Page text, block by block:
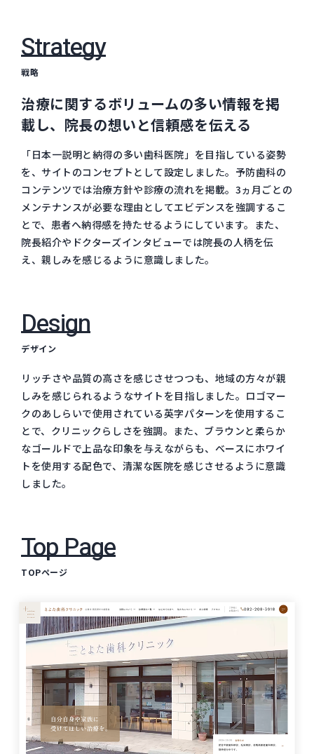
Strategy
戦略
治療に関するボリュームの多い情報を掲
載し、院長の想いと信頼感を伝える
「日本一説明と納得の多い歯科医院」を目指している姿勢
を、サイトのコンセプトとして設定しました。予防歯科の
コンテンツでは治療方針や診療の流れを掲載。3ヵ月ごとの
メンテナンスが必要な理由としてエビデンスを強調するこ
とで、患者へ納得感を持たせるようにしています。また、
院長紹介やドクターズインタビューでは院長の人柄を伝
え、親しみを感じるように意識しました。
Design
デザイン
リッチさや品質の高さを感じさせつつも、地域の方々が親
しみを感じられるようなサイトを目指しました。ロゴマー
クのあしらいで使用されている英字パターンを使用するこ
とで、クリニックらしさを強調。また、ブラウンと柔らか
なゴールドで上品な印象を与えながらも、ベースにホワイ
トを使用する配色で、清潔な医院を感じさせるように意識
しました。
Top Page
TOPページ